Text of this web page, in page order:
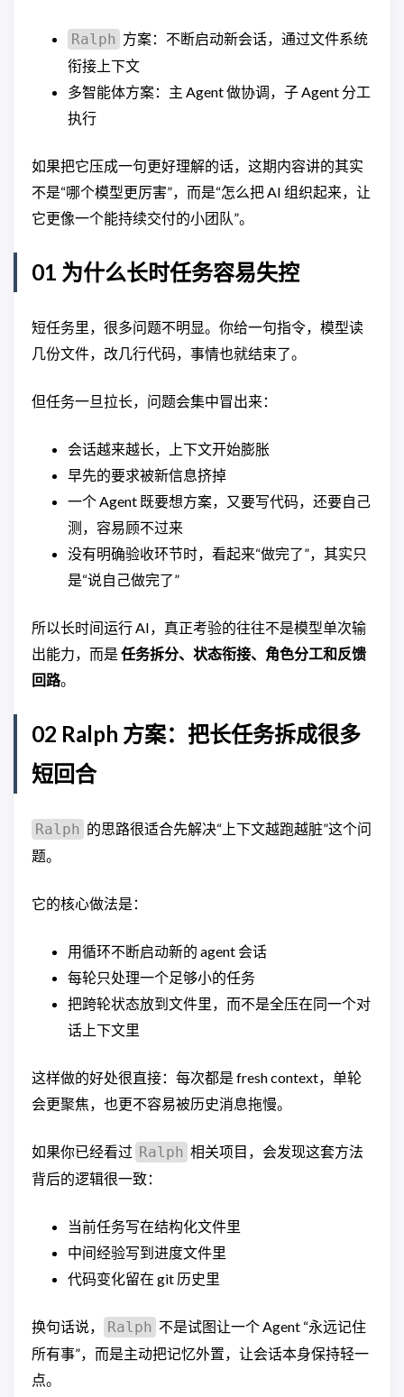
Ralph 方案：不断启动新会话，通过文件系统
衔接上下文
多智能体方案：主 Agent 做协调，子 Agent 分工
执行
如果把它压成一句更好理解的话，这期内容讲的其实
不是“哪个模型更厉害”，而是“怎么把 AI 组织起来，让
它更像一个能持续交付的小团队”。
01 为什么长时任务容易失控
短任务里，很多问题不明显。你给一句指令，模型读
几份文件，改几行代码，事情也就结束了。
但任务一旦拉长，问题会集中冒出来：
会话越来越长，上下文开始膨胀
早先的要求被新信息挤掉
一个 Agent 既要想方案，又要写代码，还要自己
测，容易顾不过来
没有明确验收环节时，看起来“做完了”，其实只
是“说自己做完了”
所以长时间运行 AI，真正考验的往往不是模型单次输
出能力，而是 任务拆分、状态衔接、角色分工和反馈
回路。
02 Ralph 方案：把长任务拆成很多
短回合
Ralph 的思路很适合先解决“上下文越跑越脏”这个问
题。
它的核心做法是：
用循环不断启动新的 agent 会话
每轮只处理一个足够小的任务
把跨轮状态放到文件里，而不是全压在同一个对
话上下文里
这样做的好处很直接：每次都是 fresh context，单轮
会更聚焦，也更不容易被历史消息拖慢。
如果你已经看过 Ralph 相关项目，会发现这套方法
背后的逻辑很一致：
当前任务写在结构化文件里
中间经验写到进度文件里
代码变化留在 git 历史里
换句话说， Ralph 不是试图让一个 Agent “永远记住
所有事”，而是主动把记忆外置，让会话本身保持轻一
点。